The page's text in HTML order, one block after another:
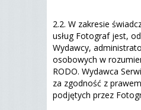
2.2. W zakresie
usług Fotograf jest,
Wydawcy,
osobowych w
RODO. Wydawca
za zgodność z
podjętych przez